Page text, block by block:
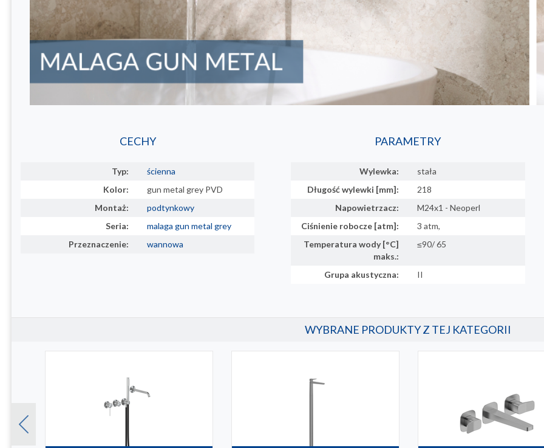
CECHY
Typ:
ścienna
Kolor:
gun metal grey PVD
Montaż:
podtynkowy
Seria:
malaga gun metal grey
Przeznaczenie:
wannowa
PARAMETRY
Wylewka:
stała
Długość wylewki [mm]:
218
Napowietrzacz:
M24x1 - Neoperl
Ciśnienie robocze [atm]:
3 atm,
Temperatura wody [°C]
maks.:
≤90/ 65
Grupa akustyczna: II
WYBRANE PRODUKTY Z TEJ KATEGORII